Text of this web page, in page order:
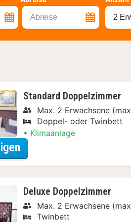
Abreise 2
Standard Doppelzimmer
Max. 2 Erwachsene
Doppel- oder Twinbett
Klimaanlage
Deluxe Doppelzimmer
Max. 2 Erwachsene
Twinbett